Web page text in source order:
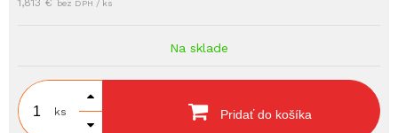
bez DPH / ks
Na sklade
ks Pridať do košíka